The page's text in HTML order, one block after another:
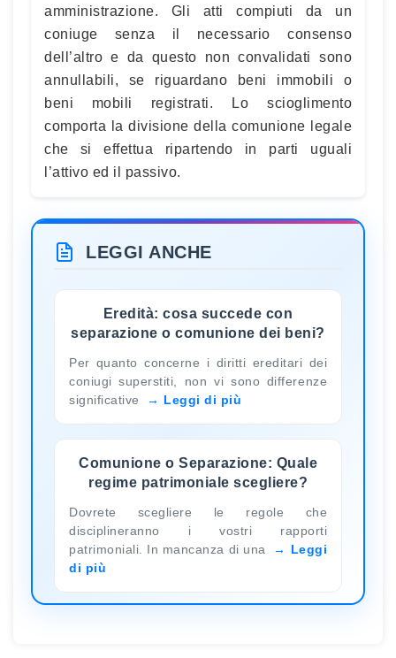
amministrazione. Gli atti compiuti da un
coniuge senza il necessario consenso
dell’altro e da questo non convalidati sono
annullabili, se riguardano beni immobili o
beni mobili registrati. Lo scioglimento
comporta la divisione della comunione legale
che si effettua ripartendo in parti uguali
l’attivo ed il passivo.
LEGGI ANCHE
Eredità: cosa succede con
separazione o comunione dei beni?
Per quanto concerne i diritti ereditari dei
coniugi superstiti, non vi sono differenze
significative
Leggi di più
Comunione o Separazione: Quale
regime patrimoniale scegliere?
Dovrete scegliere le regole che
disciplineranno i vostri rapporti
patrimoniali. In mancanza di una
Leggi
di più